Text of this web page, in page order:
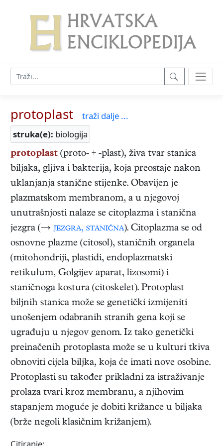
protoplast
traži dalje ...
struka(e): biologija
protoplast (proto- + -plast), živa tvar stanica
biljaka, gljiva i bakterija, koja preostaje nakon
uklanjanja stanične stijenke. Obavijen je
plazmatskom membranom, a u njegovoj
unutrašnjosti nalaze se citoplazma i stanična
jezgra (→ jezgra, stanična). Citoplazma se od
osnovne plazme (citosol), staničnih organela
(mitohondriji, plastidi, endoplazmatski
retikulum, Golgijev aparat, lizosomi) i
staničnoga kostura (citoskelet). Protoplast
biljnih stanica može se genetički izmijeniti
unošenjem odabranih stranih gena koji se
ugrađuju u njegov genom. Iz tako genetički
preinačenih protoplasta može se u kulturi tkiva
obnoviti cijela biljka, koja će imati nove osobine.
Protoplasti su također prikladni za istraživanje
prolaza tvari kroz membranu, a njihovim
stapanjem moguće je dobiti križance u biljaka
(brže negoli klasičnim križanjem).